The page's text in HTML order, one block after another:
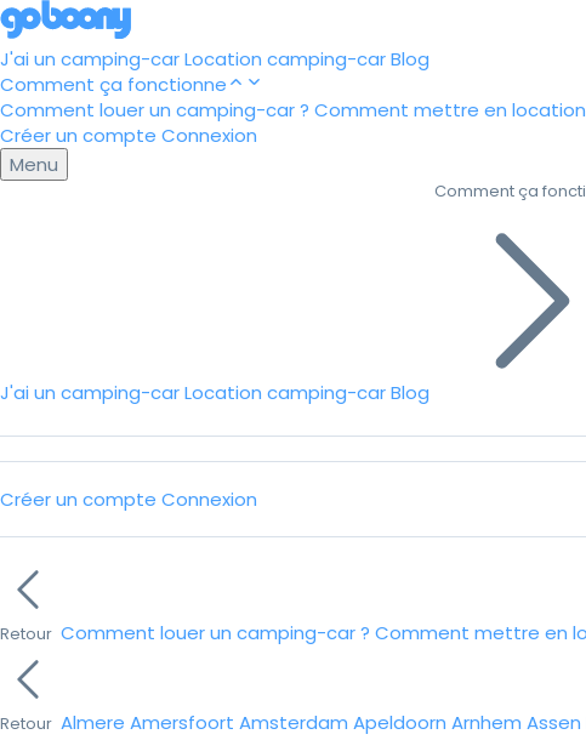
J'ai un camping-carLocation camping-carBlog
Comment ça fonctionne
Comment louer un camping-car ? Comment mettre en
Créer un compte Connexion
Menu
J'ai un camping-carLocation camping-carBlog
Comment ça
Créer un compte Connexion
Retour Comment louer un camping-car ? Comment mettre en
Retour Almere Amersfoort Amsterdam Apeldoorn Arnhem Assen